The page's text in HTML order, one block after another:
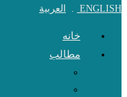
ENGLISH
. العربية
خانه
مطالب